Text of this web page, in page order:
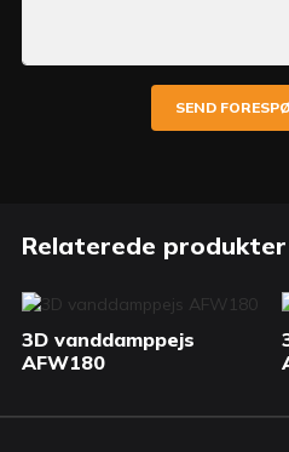
SEND
Relaterede produkter
3D vanddamppejs
AFW180